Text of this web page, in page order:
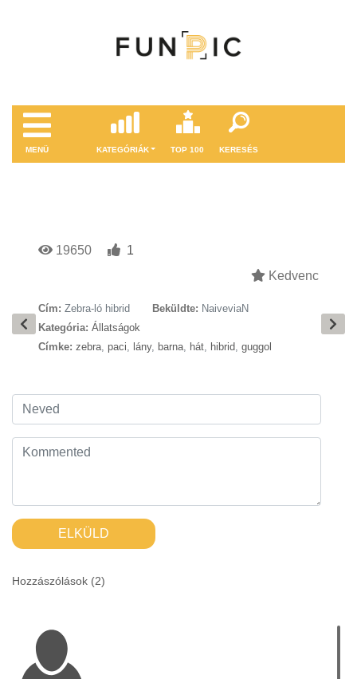
MENÜ KATEGÓRIÁK TOP 100 KERESÉS
19650
1
Kedvenc
Cím: Zebra-ló hibrid Beküldte: NaiveviaN
Kategória: Állatságok
Címke: zebra, paci, lány, barna, hát, hibrid, guggol
ELKÜLD
Hozzászólások (2)